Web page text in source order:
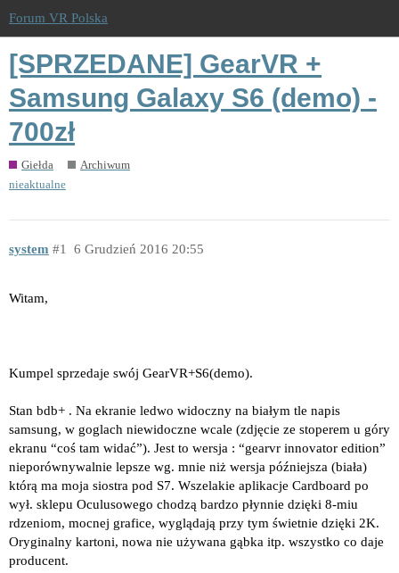
Forum VR Polska
[SPRZEDANE] GearVR +
Samsung Galaxy S6 (demo) -
700zł
Giełda
Archiwum
nieaktualne
system 6 Grudzień 2016 20:55
1
Witam,
Kumpel sprzedaje swój GearVR+S6(demo).
Stan bdb+ . Na ekranie ledwo widoczny na białym tle napis
samsung, w goglach niewidoczne wcale (zdjęcie ze stoperem u góry
ekranu “coś tam widać”). Jest to wersja : “gearvr innovator edition”
nieporównywalnie lepsze wg. mnie niż wersja późniejsza (biała)
którą ma moja siostra pod S7. Wszelakie aplikacje Cardboard po
wył. sklepu Oculusowego chodzą bardzo płynnie dzięki 8-miu
rdzeniom, mocnej grafice, wyglądają przy tym świetnie dzięki 2K.
Oryginalny kartoni, nowa nie używana gąbka itp. wszystko co daje
producent.